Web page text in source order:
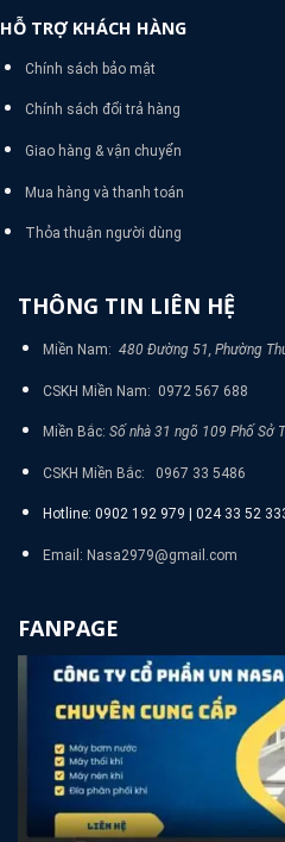
HỖ TRỢ KHÁCH HÀNG
Chính sách bảo mật
Chính sách đổi trả hàng
Giao hàng & vận chuyển
Mua hàng và thanh toán
Thỏa thuận người dùng
THÔNG TIN LIÊN HỆ
Miền Nam: 480 Đường 51, Phường
CSKH Miền Nam: 0972 567 688
Miền Bắc: Số nhà 31 ngõ 109 Phố Sở
CSKH Miền Bắc: 0967 33 5486
Hotline: 0902 192 979 | 024 33 52
Email: Nasa2979@gmail.com
FANPAGE